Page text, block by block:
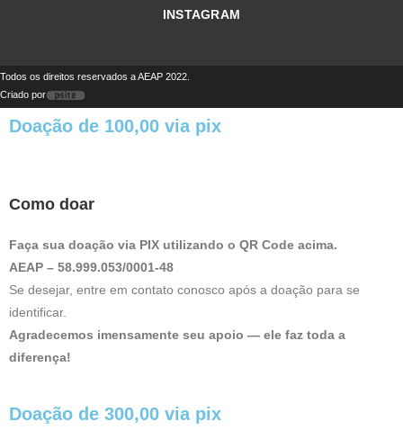
INSTAGRAM
Todos os direitos reservados a AEAP 2022.
Criado por
Doação de 100,00 via pix
Como doar
Faça sua doação via PIX utilizando o QR Code acima.
AEAP – 58.999.053/0001-48
Se desejar, entre em contato conosco após a doação para se
identificar.
Agradecemos imensamente seu apoio — ele faz toda a
diferença!
Doação de 300,00 via pix